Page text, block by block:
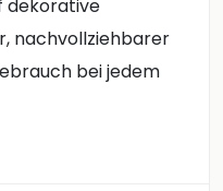
dekorative
nachvollziehbarer
bei jedem